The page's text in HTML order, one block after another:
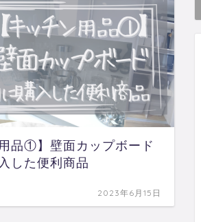
用品①】壁面カップボード
した便利商品
2023年6月15日